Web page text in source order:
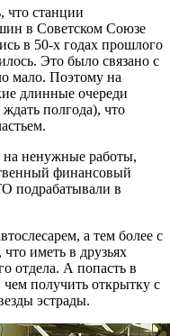
что станции
в Советском Союзе
в 50-х годах прошлого
Это было связано с
мало. Поэтому на
длинные очереди
полгода), что
на ненужные работы,
финансовый
подрабатывали в
а тем более с
иметь в друзьях
отдела. А попасть в
получить открытку с
эстрады.